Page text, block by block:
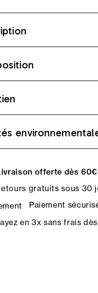
offerte dès 60€
gratuits sous 30
Paiement
en 3x sans frais